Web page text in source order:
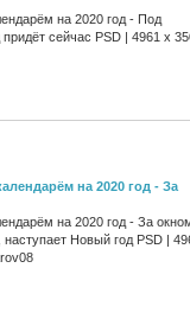
на 2020 год - Под
сейчас PSD | 4961 х
на 2020 год - За
на 2020 год - За
Новый год PSD |